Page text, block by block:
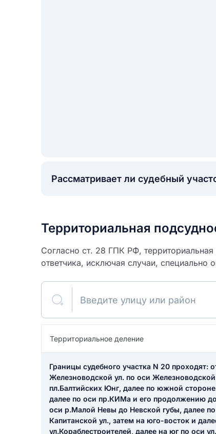
Рассматривает ли судебный
Территориальная
Согласно ст. 28 ГПК РФ,
ответчика, исключая случаи, специально
Введите улицу или район
Территориальное деление
Границы судебного участка N 20 проходят:
Железноводской ул. по оси
пл.Балтийских Юнг, далее по южной
далее по оси пр.КИМа и его продолжению
оси р.Малой Невы до Невской губы, далее
Капитанской ул., затем на юго-восток и
ул.Кораблестроителей, далее на юг по оси
Как вы
участок?
Введите свой номер телефона
Ответ на отзыв
Название населенного пункта